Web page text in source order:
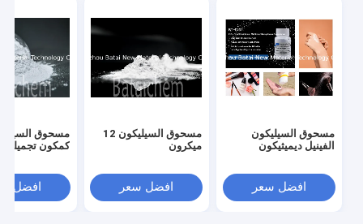
مسحوق السيليكون
الفينيل ديميثيكون
افضل سعر
مسحوق السيليكون 12
ميكرون
افضل سعر
مسحوق
كمكون تجميلي
افضل